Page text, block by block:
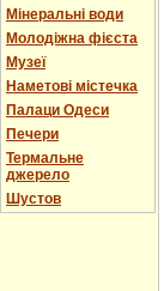
Мінеральні води
Молодіжна фієста
Музеї
Наметові містечка
Палаци Одеси
Печери
Термальне
джерело
Шустов